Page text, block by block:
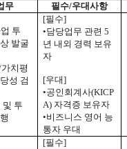
무 필수/우대사항
투
발굴
치평
성 검
및 투
[필수]
•담당업무 관련 5
년 내외 경력 보유
자
[우대]
•공인회계사(KICP
A) 자격증 보유자
•비즈니스 영어 능
통자 우대
[필수]